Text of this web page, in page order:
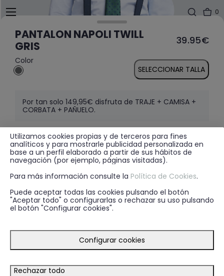
0
PANTALON NAPOLI TWILL
GRIS
39.95€
Color
SELECCIONAR TALLA
Por tan solo 149,95€ disfruta de TRAJE + CAMISA +
CORBATA + PAÑUELO.
MÁS INFORMACIÓN
TE PODRÍA INTERESAR
Utilizamos cookies propias y de terceros para fines
analíticos y para mostrarle publicidad personalizada en
base a un perfil elaborado a partir de sus hábitos de
navegación (por ejemplo, páginas visitadas).
Para más información consulte la Política de Cookies.
Puede aceptar todas las cookies pulsando el botón
"Aceptar todo" o configurarlas o rechazar su uso pulsando
el botón "Configurar cookies".
Configurar cookies
Rechazar todo